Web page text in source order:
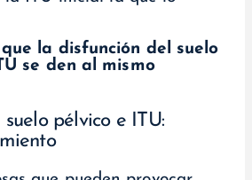
la disfunción del suelo
se den al mismo
pélvico e ITU: